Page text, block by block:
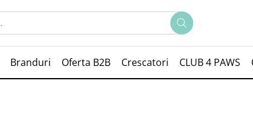
Branduri Oferta B2B Crescatori CLUB 4 PAWS